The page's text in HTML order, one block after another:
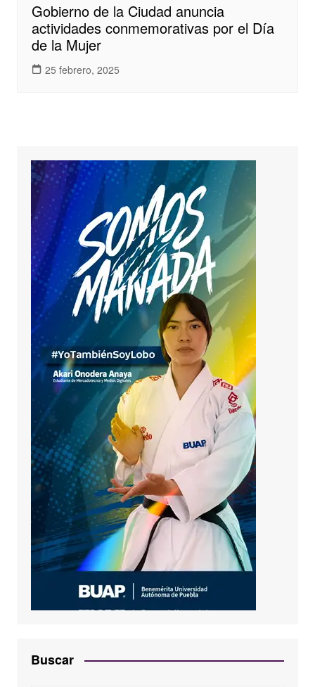
Gobierno de la Ciudad anuncia
actividades conmemorativas por el Día
de la Mujer
25 febrero, 2025
Buscar